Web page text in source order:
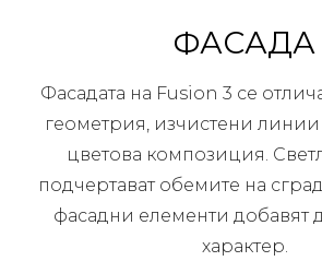
ФАСАДА
Фасадата на Fusion 3 се
геометрия, изчистени линии
цветова композиция.
подчертават обемите на
фасадни елементи добавят
характер.